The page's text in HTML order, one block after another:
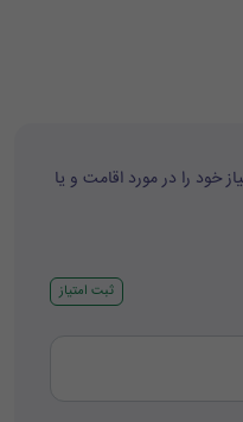
خود را در مورد اقامت و یا
ثبت امتیاز